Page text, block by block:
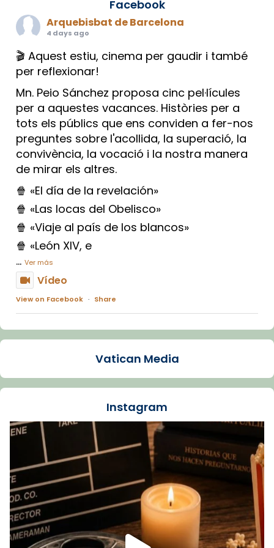
Facebook
Arquebisbat de Barcelona
4 days ago
🎬 Aquest estiu, cinema per gaudir i també
per reflexionar!
Mn. Peio Sánchez proposa cinc pel·lícules
per a aquestes vacances. Històries per a
tots els públics que ens conviden a fer-nos
preguntes sobre l'acollida, la superació, la
convivència, la vocació i la nostra manera
de mirar els altres.
🍿 «El día de la revelación»
🍿 «Las locas del Obelisco»
🍿 «Viaje al país de los blancos»
🍿 «León XIV, e
... Ver más
Vídeo
View on Facebook · Share
Arquebisbat de Barcelona
La Carmina va patir depressió. Fa gairebé
dos mesos, a l'Estadi Lluís Companys, la
Recupera l'entrevista comp
Vatican
tican News 👇
www.vaticannews.va/es/iglesia/news/2026-
07/carmina-historia-depresion-papa-viaje-
espana-testimoni...
Foto
View on Facebook · Share
Vatican Media
Instagram